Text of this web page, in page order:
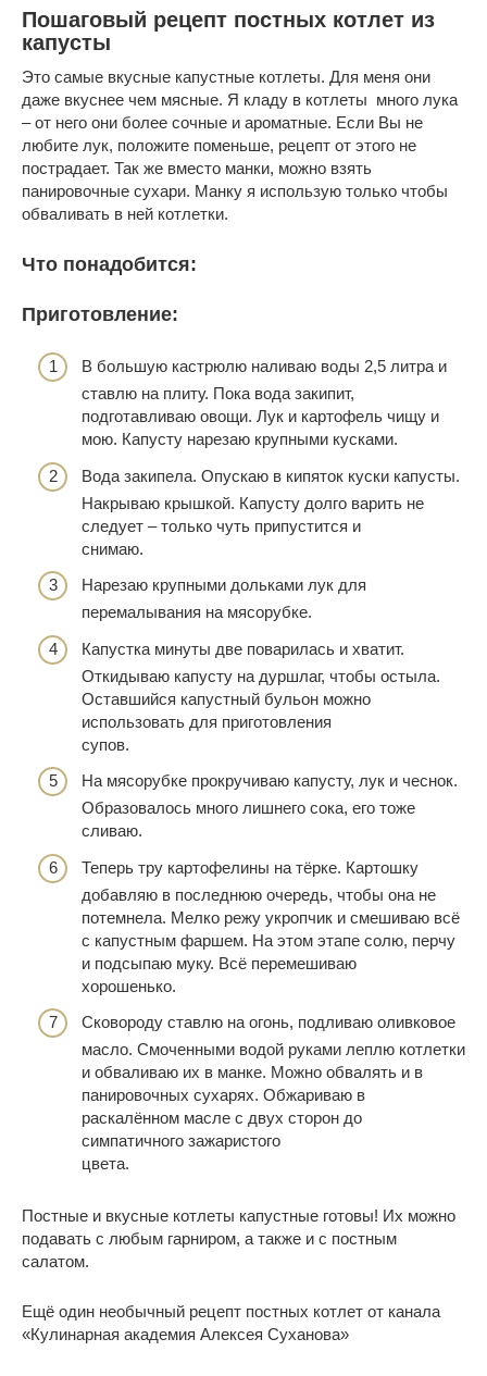
Пошаговый рецепт постных котлет из
капусты
Это самые вкусные капустные котлеты. Для меня они
даже вкуснее чем мясные. Я кладу в котлеты много лука
– от него они более сочные и ароматные. Если Вы не
любите лук, положите поменьше, рецепт от этого не
пострадает. Так же вместо манки, можно взять
панировочные сухари. Манку я использую только чтобы
обваливать в ней котлетки.
Что понадобится:
Приготовление:
В большую кастрюлю наливаю воды 2,5 литра и
ставлю на плиту. Пока вода закипит,
подготавливаю овощи. Лук и картофель чищу и
мою. Капусту нарезаю крупными кусками.
Вода закипела. Опускаю в кипяток куски капусты.
Накрываю крышкой. Капусту долго варить не
следует – только чуть припустится и
снимаю.
Нарезаю крупными дольками лук для
перемалывания на мясорубке.
Капустка минуты две поварилась и хватит.
Откидываю капусту на дуршлаг, чтобы остыла.
Оставшийся капустный бульон можно
использовать для приготовления
супов.
На мясорубке прокручиваю капусту, лук и чеснок.
Образовалось много лишнего сока, его тоже
сливаю.
Теперь тру картофелины на тёрке. Картошку
добавляю в последнюю очередь, чтобы она не
потемнела. Мелко режу укропчик и смешиваю всё
с капустным фаршем. На этом этапе солю, перчу
и подсыпаю муку. Всё перемешиваю
хорошенько.
Сковороду ставлю на огонь, подливаю оливковое
масло. Смоченными водой руками леплю котлетки
и обваливаю их в манке. Можно обвалять и в
панировочных сухарях. Обжариваю в
раскалённом масле с двух сторон до
симпатичного зажаристого
цвета.
Постные и вкусные котлеты капустные готовы! Их можно
подавать с любым гарниром, а также и с постным
салатом.
Ещё один необычный рецепт постных котлет от канала
«Кулинарная академия Алексея Суханова»